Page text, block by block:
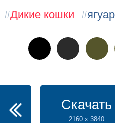
#Дикие кошки #ягуар
Скачать
2160 x 3840